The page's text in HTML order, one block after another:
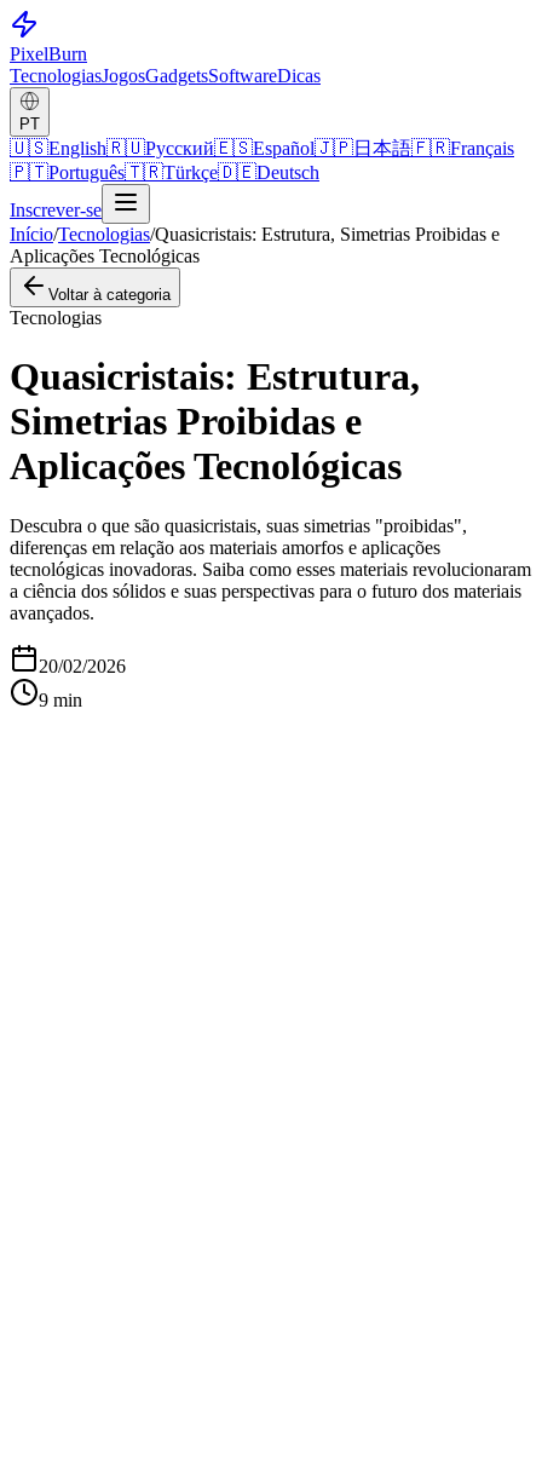
PixelBurn
TecnologiasJogosGadgetsSoftwareDicas
PT
🇺🇸English🇷🇺Русский🇪🇸Español🇯🇵日本語🇫🇷Français
🇵🇹Português🇹🇷Türkçe🇩🇪Deutsch
Inscrever-se
Início/Tecnologias/Quasicristais: Estrutura, Simetrias Proibidas e
Aplicações Tecnológicas
Voltar à categoria
Tecnologias
Quasicristais: Estrutura,
Simetrias Proibidas e
Aplicações Tecnológicas
Descubra o que são quasicristais, suas simetrias "proibidas",
diferenças em relação aos materiais amorfos e aplicações
tecnológicas inovadoras. Saiba como esses materiais revolucionaram
a ciência dos sólidos e suas perspectivas para o futuro dos materiais
avançados.
20/02/2026
9 min